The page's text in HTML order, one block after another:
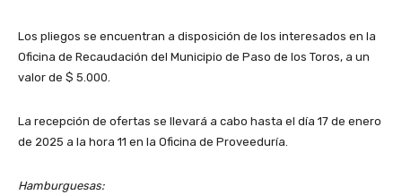
Los pliegos se encuentran a disposición de los interesados en la
Oficina de Recaudación del Municipio de Paso de los Toros, a un
valor de $ 5.000.
La recepción de ofertas se llevará a cabo hasta el día 17 de enero
de 2025 a la hora 11 en la Oficina de Proveeduría.
Hamburguesas: